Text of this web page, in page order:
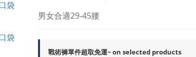
男女合適29-45腰
戰術褲單件超取免運~ on selected products